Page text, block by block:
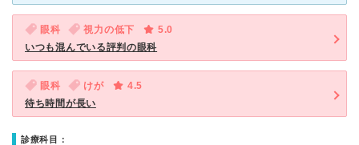
眼科 視力の低下
5.0
いつも混んでいる評判の眼科
眼科 けが
4.5
待ち時間が長い
診療科目：